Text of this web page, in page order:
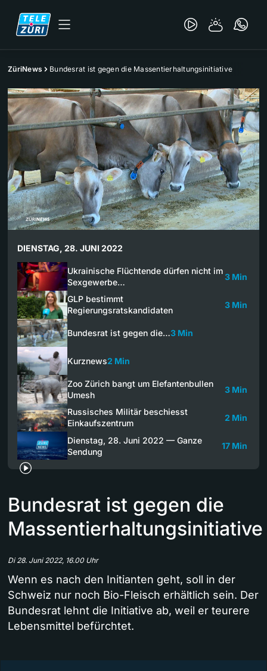
ZüriNews Bundesrat ist gegen die Massentierhaltungsinitiative
DIENSTAG, 28. JUNI 2022
Ukrainische Flüchtende dürfen nicht im
Sexgewerbe…
3 Min
GLP bestimmt
Regierungsratskandidaten
3 Min
Bundesrat ist gegen die…3 Min
Kurznews2 Min
Zoo Zürich bangt um Elefantenbullen
Umesh
3 Min
Russisches Militär beschiesst
Einkaufszentrum
2 Min
Dienstag, 28. Juni 2022 — Ganze
Sendung
17 Min
Bundesrat ist gegen die
Massentierhaltungsinitiative
Di 28. Juni 2022, 16.00 Uhr
Wenn es nach den Initianten geht, soll in der
Schweiz nur noch Bio-Fleisch erhältlich sein. Der
Bundesrat lehnt die Initiative ab, weil er teurere
Lebensmittel befürchtet.